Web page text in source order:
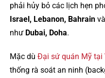
phải hủy bỏ các lịch hẹn
Israel, Lebanon, Bahrain
như Dubai, Doha.
Mặc dù Đại sứ quán Mỹ tại
thống rà soát an ninh